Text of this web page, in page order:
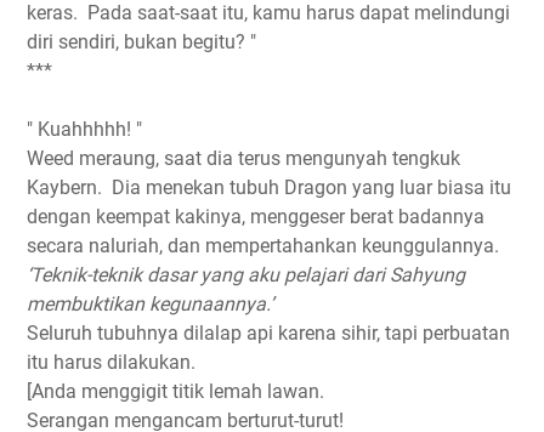
keras. Pada saat-saat itu, kamu harus dapat melindungi
diri sendiri, bukan begitu? "
***
" Kuahhhhh! "
Weed meraung, saat dia terus mengunyah tengkuk
Kaybern. Dia menekan tubuh Dragon yang luar biasa itu
dengan keempat kakinya, menggeser berat badannya
secara naluriah, dan mempertahankan keunggulannya.
‘Teknik-teknik dasar yang aku pelajari dari Sahyung
membuktikan kegunaannya.’
Seluruh tubuhnya dilalap api karena sihir, tapi perbuatan
itu harus dilakukan.
[Anda menggigit titik lemah lawan.
Serangan mengancam berturut-turut!